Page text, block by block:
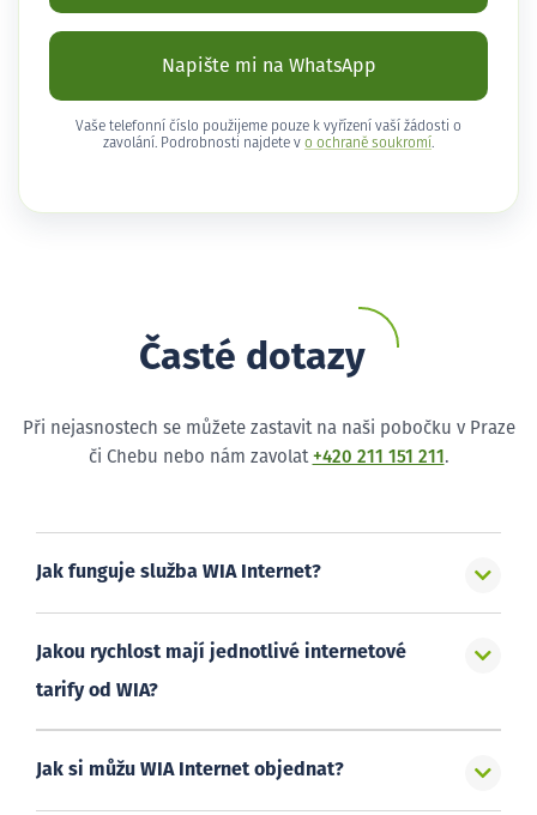
Napište mi na WhatsApp
Vaše telefonní číslo použijeme pouze k vyřízení vaší žádosti o
zavolání. Podrobnosti najdete v o ochraně soukromí .
Časté dotazy
Při nejasnostech se můžete zastavit na naši pobočku v Praze
či Chebu nebo nám zavolat +420 211 151 211 .
Jak funguje služba WIA Internet?
Jakou rychlost mají jednotlivé internetové
tarify od WIA?
Jak si můžu WIA Internet objednat?